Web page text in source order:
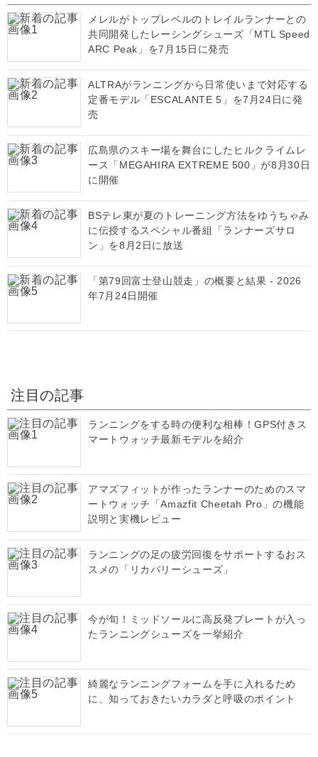
メレルがトップレベルのトレイルランナーとの
共同開発したレーシングシューズ「MTL Speed
ARC Peak」を7月15日に発売
ALTRAがランニングから日常使いまで対応する
定番モデル「ESCALANTE 5」を7月24日に発
売
広島県のスキー場を舞台にしたヒルクライムレ
ース「MEGAHIRA EXTREME 500」が8月30日
に開催
BSテレ東が夏のトレーニング方法をゆうちゃみ
に伝授するスペシャル番組「ランナーズサロ
ン」を8月2日に放送
「第79回富士登山競走」の概要と結果 - 2026
年7月24日開催
注目の記事
ランニングをする時の便利な相棒！GPS付きス
マートウォッチ最新モデルを紹介
アマズフィットが作ったランナーのためのスマ
ートウォッチ「Amazfit Cheetah Pro」の機能
説明と実機レビュー
ランニングの足の疲労回復をサポートするおス
スメの「リカバリーシューズ」
今が旬！ミッドソールに高反発プレートが入っ
たランニングシューズを一挙紹介
綺麗なランニングフォームを手に入れるため
に、知っておきたいカラダと呼吸のポイント